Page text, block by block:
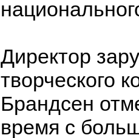
Директор
творческого
Брандсен
время с